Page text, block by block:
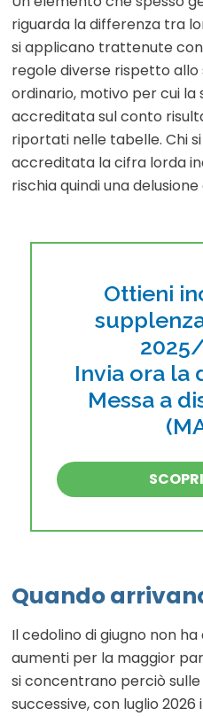
riguarda la differenza tra
si applicano trattenute
regole diverse rispetto
ordinario, motivo per cui
accreditata sul conto
riportati nelle tabelle. Chi
accreditata la cifra lorda
rischia quindi una
Ottieni
Invia ora la
Messa a
Quando
Il cedolino di giugno non
aumenti per la maggior
si concentrano perciò sulle
successive, con luglio